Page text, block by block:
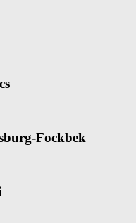
Fockbek